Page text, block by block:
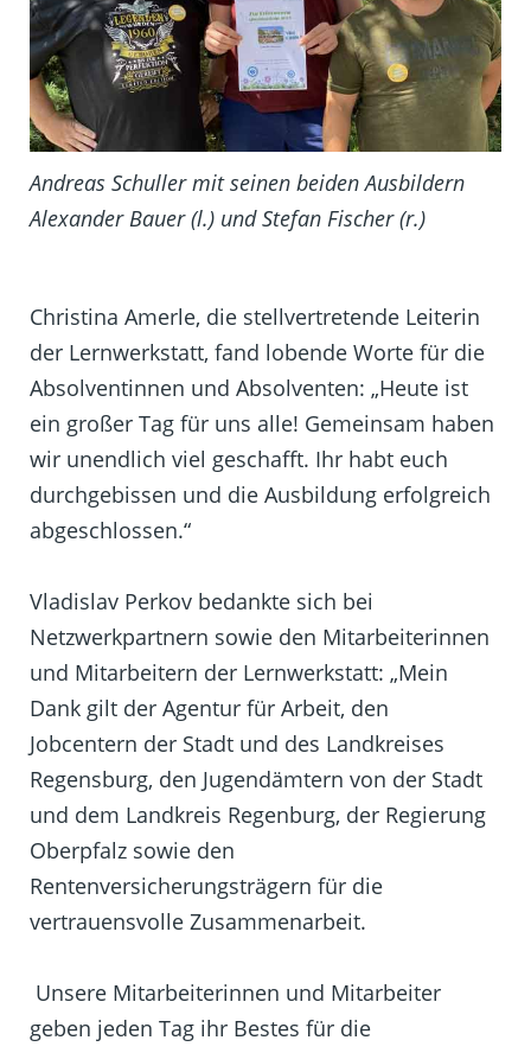
Andreas Schuller mit seinen beiden Ausbildern
Alexander Bauer (l.) und Stefan Fischer (r.)
Christina Amerle, die stellvertretende Leiterin
der Lernwerkstatt, fand lobende Worte für die
Absolventinnen und Absolventen: „Heute ist
ein großer Tag für uns alle! Gemeinsam haben
wir unendlich viel geschafft. Ihr habt euch
durchgebissen und die Ausbildung erfolgreich
abgeschlossen.“
Vladislav Perkov bedankte sich bei
Netzwerkpartnern sowie den Mitarbeiterinnen
und Mitarbeitern der Lernwerkstatt: „Mein
Dank gilt der Agentur für Arbeit, den
Jobcentern der Stadt und des Landkreises
Regensburg, den Jugendämtern von der Stadt
und dem Landkreis Regenburg, der Regierung
Oberpfalz sowie den
Rentenversicherungsträgern für die
vertrauensvolle Zusammenarbeit.
Unsere Mitarbeiterinnen und Mitarbeiter
geben jeden Tag ihr Bestes für die